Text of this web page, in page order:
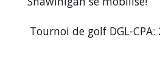
suivant
Tournoi de golf DGL-CPA: